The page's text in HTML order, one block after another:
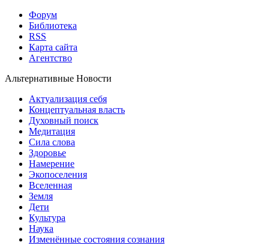
Форум
Библиотека
RSS
Карта сайта
Агентство
Альтернативные Новости
Актуализация себя
Концептуальная власть
Духовный поиск
Медитация
Сила слова
Здоровье
Намерение
Экопоселения
Вселенная
Земля
Дети
Культура
Наука
Изменённые состояния сознания